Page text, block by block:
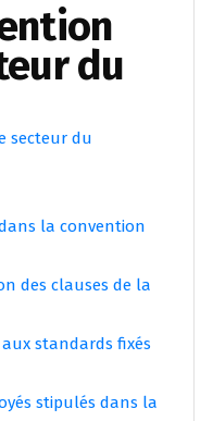
du
secteur du
la convention
des clauses de la
standards fixés
stipulés dans la